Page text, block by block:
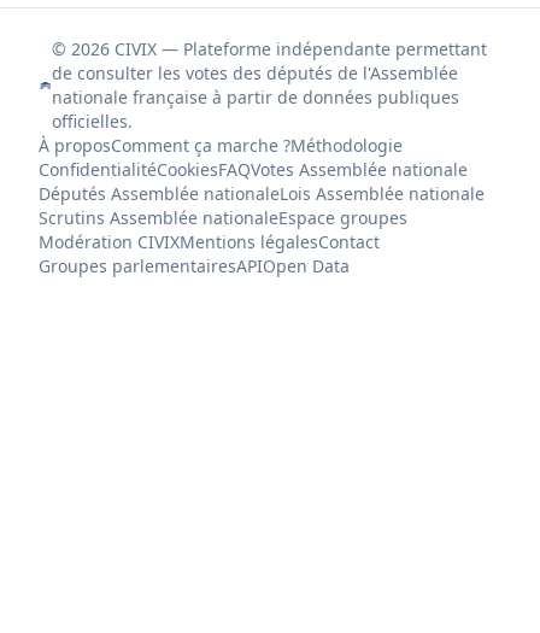
© 2026 CIVIX — Plateforme indépendante permettant
de consulter les votes des députés de l'Assemblée
nationale française à partir de données publiques
officielles.
À proposComment ça marche ?Méthodologie
ConfidentialitéCookiesFAQVotes Assemblée nationale
Députés Assemblée nationaleLois Assemblée nationale
Scrutins Assemblée nationaleEspace groupes
Modération CIVIXMentions légalesContact
Groupes parlementairesAPIOpen Data